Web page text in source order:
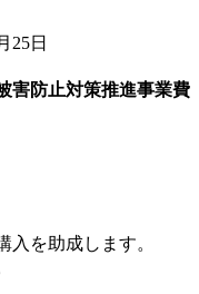
25日
害防止対策推進事業費
を助成します。